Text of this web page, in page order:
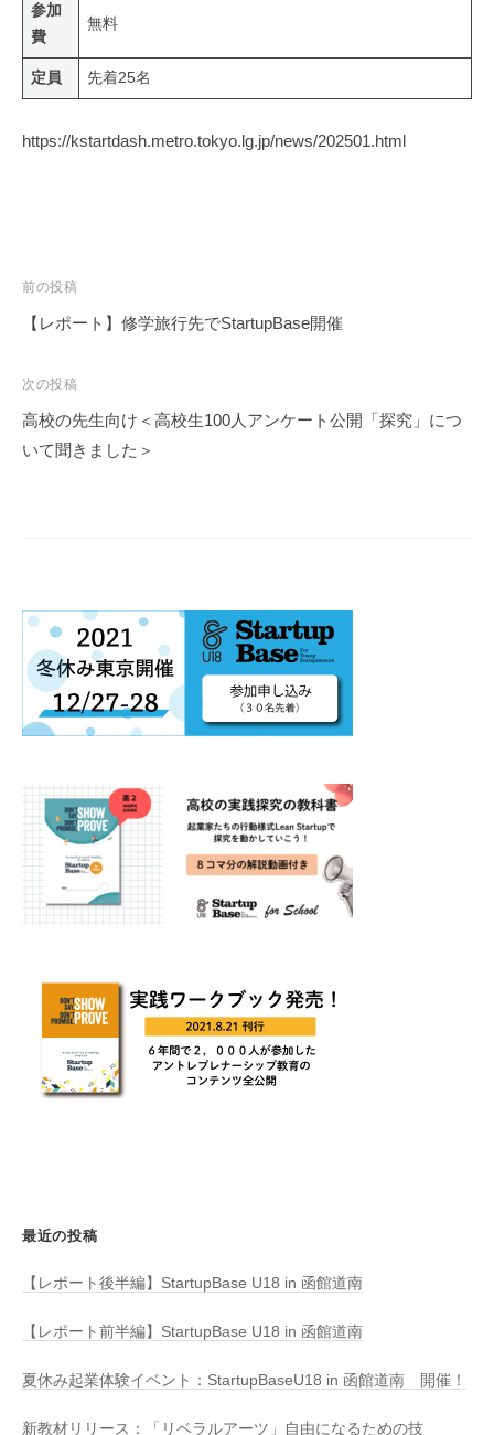
参加
費
無料
定員 先着25名
https://kstartdash.metro.tokyo.lg.jp/news/202501.html
投
稿
ビ
ゲ
ー
前の投稿
【レポート】修学旅行先でStartupBase開催
次の投稿
高校の先生向け＜高校生100人アンケート公開「探究」につ
いて聞きました＞
最近の投稿
【レポート後半編】StartupBase U18 in 函館道南
【レポート前半編】StartupBase U18 in 函館道南
夏休み起業体験イベント：StartupBaseU18 in 函館道南 開催！
新教材リリース：「リベラルアーツ」自由になるための技